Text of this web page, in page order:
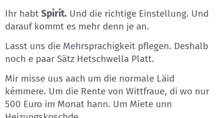
Ihr habt Spirit. Und die richtige Einstellung. Und
darauf kommt es mehr denn je an.
Lasst uns die Mehrsprachigkeit pflegen. Deshalb
noch e paar Sätz Hetschwella Platt.
Mir misse uus aach um die normale Läid
kémmere. Um die Rente von Wittfraue, di wo nur
500 Euro im Monat hann. Um Miete unn